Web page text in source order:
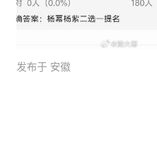
发布于 安徽